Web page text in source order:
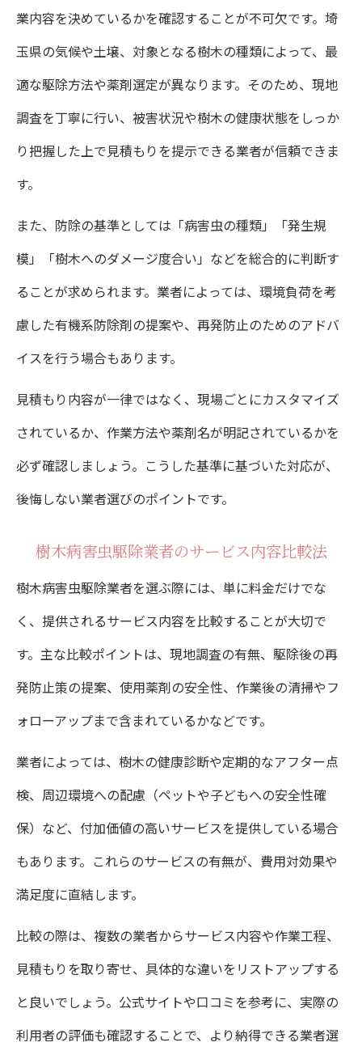
業内容を決めているかを確認することが不可欠です。埼
玉県の気候や土壌、対象となる樹木の種類によって、最
適な駆除方法や薬剤選定が異なります。そのため、現地
調査を丁寧に行い、被害状況や樹木の健康状態をしっか
り把握した上で見積もりを提示できる業者が信頼できま
す。
また、防除の基準としては「病害虫の種類」「発生規
模」「樹木へのダメージ度合い」などを総合的に判断す
ることが求められます。業者によっては、環境負荷を考
慮した有機系防除剤の提案や、再発防止のためのアドバ
イスを行う場合もあります。
見積もり内容が一律ではなく、現場ごとにカスタマイズ
されているか、作業方法や薬剤名が明記されているかを
必ず確認しましょう。こうした基準に基づいた対応が、
後悔しない業者選びのポイントです。
樹木病害虫駆除業者のサービス内容比較法
樹木病害虫駆除業者を選ぶ際には、単に料金だけでな
く、提供されるサービス内容を比較することが大切で
す。主な比較ポイントは、現地調査の有無、駆除後の再
発防止策の提案、使用薬剤の安全性、作業後の清掃やフ
ォローアップまで含まれているかなどです。
業者によっては、樹木の健康診断や定期的なアフター点
検、周辺環境への配慮（ペットや子どもへの安全性確
保）など、付加価値の高いサービスを提供している場合
もあります。これらのサービスの有無が、費用対効果や
満足度に直結します。
比較の際は、複数の業者からサービス内容や作業工程、
見積もりを取り寄せ、具体的な違いをリストアップする
と良いでしょう。公式サイトや口コミを参考に、実際の
利用者の評価も確認することで、より納得できる業者選